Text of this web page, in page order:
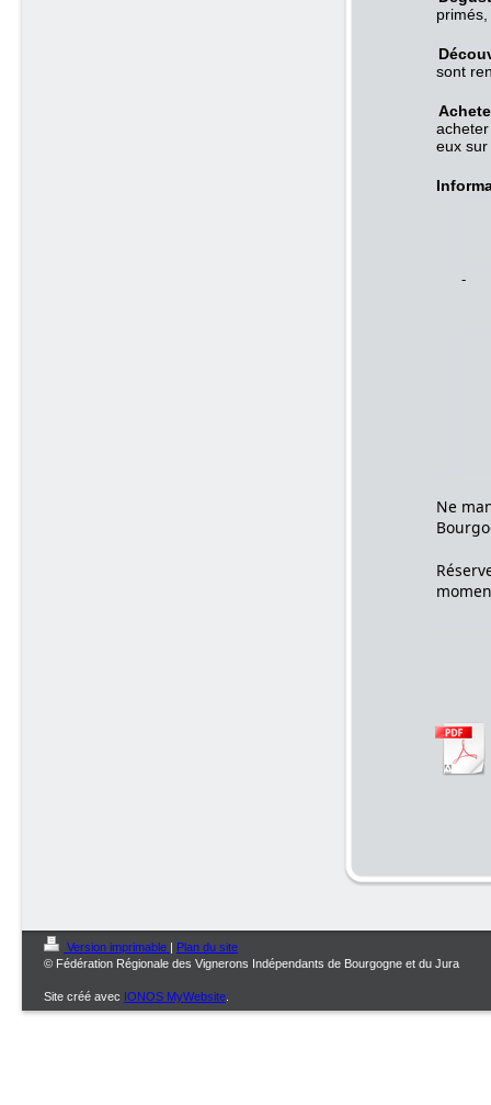
sont
eux
- -
Ne
Version imprimable | Plan du site
© Fédération Régionale des Vignerons Indépendants de Bourgogne et du Jura
Site créé avec IONOS MyWebsite